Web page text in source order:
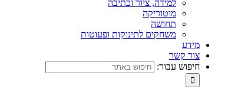
למידה, ציור וכתיבה
מוטוריקה
תחושה
משחקים לתינוקות ופעוטות
מידע
צור קשר
חיפוש עבור: